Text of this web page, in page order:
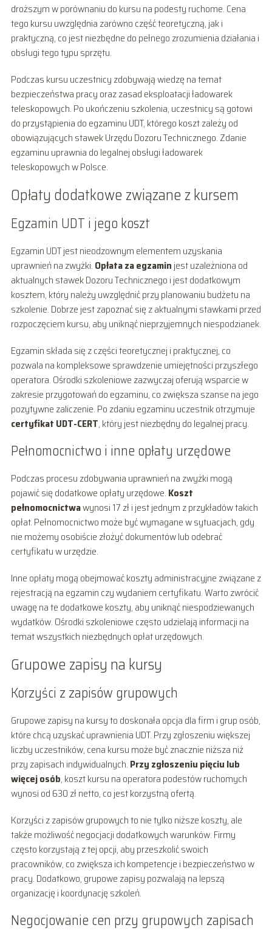
droższym w porównaniu do kursu na podesty ruchome. Cena
tego kursu uwzględnia zarówno część teoretyczną, jak i
praktyczną, co jest niezbędne do pełnego zrozumienia działania i
obsługi tego typu sprzętu.
Podczas kursu uczestnicy zdobywają wiedzę na temat
bezpieczeństwa pracy oraz zasad eksploatacji ładowarek
teleskopowych. Po ukończeniu szkolenia, uczestnicy są gotowi
do przystąpienia do egzaminu UDT, którego koszt zależy od
obowiązujących stawek Urzędu Dozoru Technicznego. Zdanie
egzaminu uprawnia do legalnej obsługi ładowarek
teleskopowych w Polsce.
Opłaty dodatkowe związane z kursem
Egzamin UDT i jego koszt
Egzamin UDT jest nieodzownym elementem uzyskania
uprawnień na zwyżki. Opłata za egzamin jest uzależniona od
aktualnych stawek Dozoru Technicznego i jest dodatkowym
kosztem, który należy uwzględnić przy planowaniu budżetu na
szkolenie. Dobrze jest zapoznać się z aktualnymi stawkami przed
rozpoczęciem kursu, aby uniknąć nieprzyjemnych niespodzianek.
Egzamin składa się z części teoretycznej i praktycznej, co
pozwala na kompleksowe sprawdzenie umiejętności przyszłego
operatora. Ośrodki szkoleniowe zazwyczaj oferują wsparcie w
zakresie przygotowań do egzaminu, co zwiększa szanse na jego
pozytywne zaliczenie. Po zdaniu egzaminu uczestnik otrzymuje
certyfikat UDT-CERT, który jest niezbędny do legalnej pracy.
Pełnomocnictwo i inne opłaty urzędowe
Podczas procesu zdobywania uprawnień na zwyżki mogą
pojawić się dodatkowe opłaty urzędowe. Koszt
pełnomocnictwawynosi 17 zł i jest jednym z przykładów takich
opłat. Pełnomocnictwo może być wymagane w sytuacjach, gdy
nie możemy osobiście złożyć dokumentów lub odebrać
certyfikatu w urzędzie.
Inne opłaty mogą obejmować koszty administracyjne związane z
rejestracją na egzamin czy wydaniem certyfikatu. Warto zwrócić
uwagę na te dodatkowe koszty, aby uniknąć niespodziewanych
wydatków. Ośrodki szkoleniowe często udzielają informacji na
temat wszystkich niezbędnych opłat urzędowych.
Grupowe zapisy na kursy
Korzyści z zapisów grupowych
Grupowe zapisy na kursy to doskonała opcja dla firm i grup osób,
które chcą uzyskać uprawnienia UDT. Przy zgłoszeniu większej
liczby uczestników, cena kursu może być znacznie niższa niż
przy zapisach indywidualnych. Przy zgłoszeniu pięciu lub
więcej osób, koszt kursu na operatora podestów ruchomych
wynosi od 630 zł netto, co jest korzystną ofertą.
Korzyści z zapisów grupowych to nie tylko niższe koszty, ale
także możliwość negocjacji dodatkowych warunków. Firmy
często korzystają z tej opcji, aby przeszkolić swoich
pracowników, co zwiększa ich kompetencje i bezpieczeństwo w
pracy. Dodatkowo, grupowe zapisy pozwalają na lepszą
organizację i koordynację szkoleń.
Negocjowanie cen przy grupowych zapisach